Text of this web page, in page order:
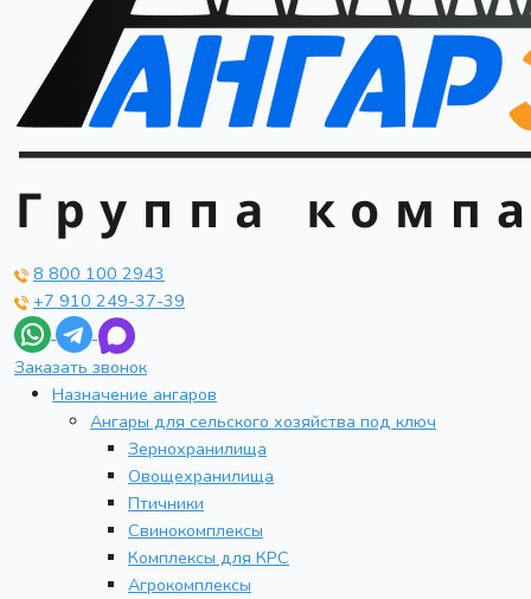
8 800 100 2943
+7 910 249-37-39
Заказать звонок
Назначение ангаров
Ангары для сельского хозяйства под ключ
Зернохранилища
Овощехранилища
Птичники
Свинокомплексы
Комплексы для КРС
Агрокомплексы